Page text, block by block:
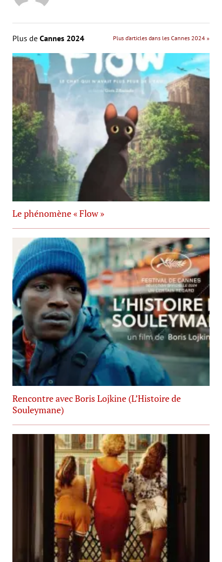
Plus de Cannes 2024 Plus d’articles dans les Cannes 2024 »
Le phénomène « Flow »
Rencontre avec Boris Lojkine (L’Histoire de
Souleymane)